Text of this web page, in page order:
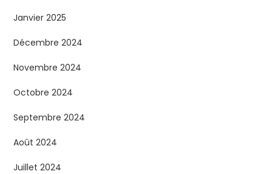
Janvier 2025
Décembre 2024
Novembre 2024
Octobre 2024
Septembre 2024
Août 2024
Juillet 2024